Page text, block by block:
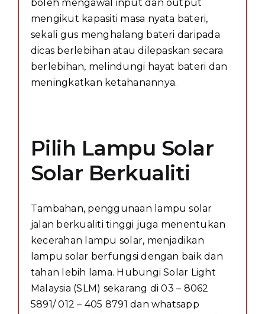
boleh mengawal input dan output
mengikut kapasiti masa nyata bateri,
sekali gus menghalang bateri daripada
dicas berlebihan atau dilepaskan secara
berlebihan, melindungi hayat bateri dan
meningkatkan ketahanannya.
Pilih Lampu Solar
Solar Berkualiti
Tambahan, penggunaan lampu solar
jalan berkualiti tinggi juga menentukan
kecerahan lampu solar, menjadikan
lampu solar berfungsi dengan baik dan
tahan lebih lama. Hubungi Solar Light
Malaysia (SLM) sekarang di 03 – 8062
5891/ 012 – 405 8791 dan whatsapp